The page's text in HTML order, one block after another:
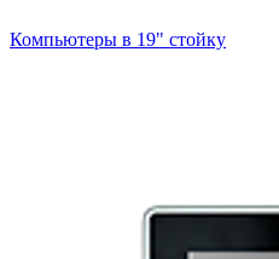
Компьютеры в 19" стойкy